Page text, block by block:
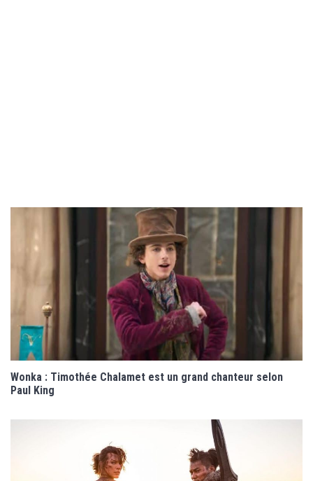
Wonka : Timothée Chalamet est un grand chanteur selon
Paul King